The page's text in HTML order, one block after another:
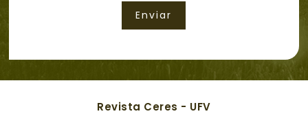
Enviar
Revista Ceres - UFV